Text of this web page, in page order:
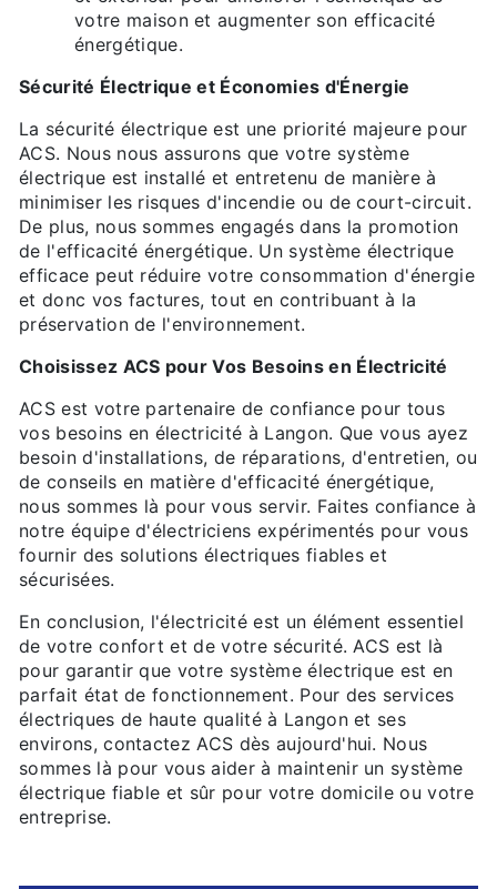
votre maison et augmenter son efficacité
énergétique.
Sécurité Électrique et Économies d'Énergie
La sécurité électrique est une priorité majeure pour
ACS. Nous nous assurons que votre système
électrique est installé et entretenu de manière à
minimiser les risques d'incendie ou de court-circuit.
De plus, nous sommes engagés dans la promotion
de l'efficacité énergétique. Un système électrique
efficace peut réduire votre consommation d'énergie
et donc vos factures, tout en contribuant à la
préservation de l'environnement.
Choisissez ACS pour Vos Besoins en Électricité
ACS est votre partenaire de confiance pour tous
vos besoins en électricité à Langon. Que vous ayez
besoin d'installations, de réparations, d'entretien, ou
de conseils en matière d'efficacité énergétique,
nous sommes là pour vous servir. Faites confiance à
notre équipe d'électriciens expérimentés pour vous
fournir des solutions électriques fiables et
sécurisées.
En conclusion, l'électricité est un élément essentiel
de votre confort et de votre sécurité. ACS est là
pour garantir que votre système électrique est en
parfait état de fonctionnement. Pour des services
électriques de haute qualité à Langon et ses
environs, contactez ACS dès aujourd'hui. Nous
sommes là pour vous aider à maintenir un système
électrique fiable et sûr pour votre domicile ou votre
entreprise.